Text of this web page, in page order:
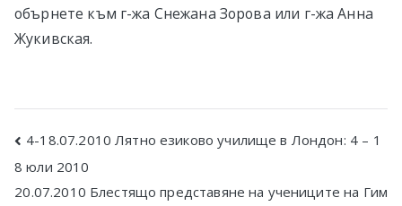
обърнете към г-жа Снежана Зорова или г-жа Анна
Жукивская.
Post
navigation
4-18.07.2010 Лятно езиково училище в Лондон: 4 – 1
8 юли 2010
20.07.2010 Блестящо представяне на учениците на Гим